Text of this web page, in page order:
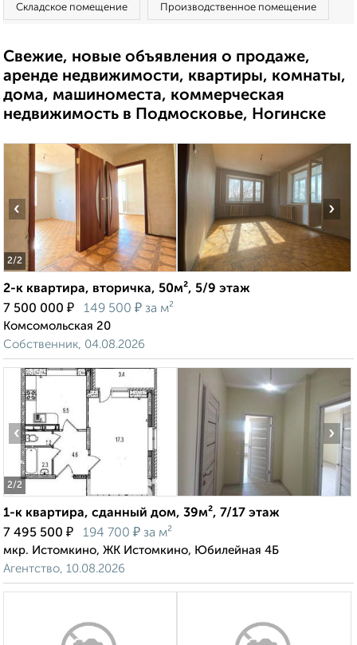
Складское помещение Производственное помещение
Свежие, новые объявления о продаже,
аренде недвижимости, квартиры, комнаты,
дома, машиноместа, коммерческая
недвижимость в Подмосковье, Ногинске
2/2
‹ ›
2-к квартира, вторичка, 50м², 5/9 этаж
7 500 000 ₽ 149 500 ₽ за м²
Комсомольская 20
Собственник, 04.08.2026
2/2
‹ ›
1-к квартира, сданный дом, 39м², 7/17 этаж
7 495 500 ₽ 194 700 ₽ за м²
мкр. Истомкино, ЖК Истомкино, Юбилейная 4Б
Агентство, 10.08.2026